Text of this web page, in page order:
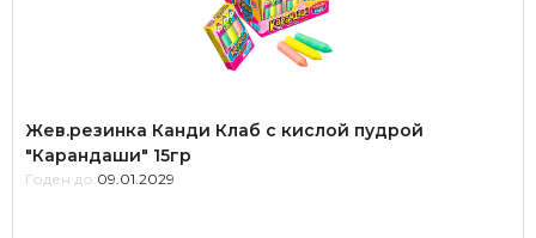
Жев.резинка Канди Клаб с кислой пудрой
"Карандаши" 15гр
Годен до: 09.01.2029